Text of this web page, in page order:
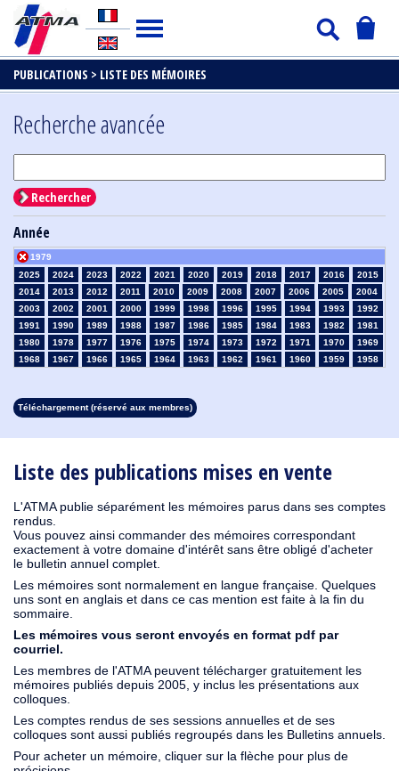
PUBLICATIONS > LISTE DES MÉMOIRES
Liste des publications mises en vente
L'ATMA publie séparément les mémoires parus dans ses comptes
rendus.
Vous pouvez ainsi commander des mémoires correspondant
exactement à votre domaine d'intérêt sans être obligé d'acheter
le bulletin annuel complet.
Les mémoires sont normalement en langue française. Quelques
uns sont en anglais et dans ce cas mention est faite à la fin du
sommaire.
Les mémoires vous seront envoyés en format pdf par
courriel.
Les membres de l'ATMA peuvent télécharger gratuitement les
mémoires publiés depuis 2005, y inclus les présentations aux
colloques.
Les comptes rendus de ses sessions annuelles et de ses
colloques sont aussi publiés regroupés dans les Bulletins annuels.
Pour acheter un mémoire, cliquer sur la flèche pour plus de
Recherche avancée
Rechercher
Année
2025 2024 2023 2022 2021 2020 2019 2018 2017 2016
2015
2014
2013 2012 2011 2010 2009 2008 2007 2006 2005
2004
2003
2002 2001 2000 1999 1998 1996 1995 1994 1993
1992
1991
1990 1989 1988 1987 1986 1985 1984 1983 1982
1981
1980
1979
1978 1977 1976 1975 1974 1973 1972 1971 1970
1969
1968
1967 1966 1965 1964 1963 1962 1961 1960 1959
1958
1930
1929 1928 1927 1926 1925
Téléchargement (réservé aux membres)